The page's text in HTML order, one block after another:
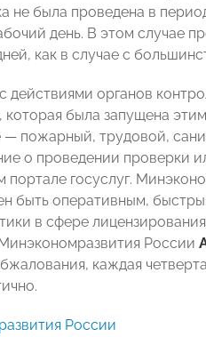
не была проведена в
день. В этом случае
как в случае с
органов
была запущена
пожарный, трудовой,
о проведении проверки
госуслуг.
быть оперативным,
в сфере
России
каждая
России